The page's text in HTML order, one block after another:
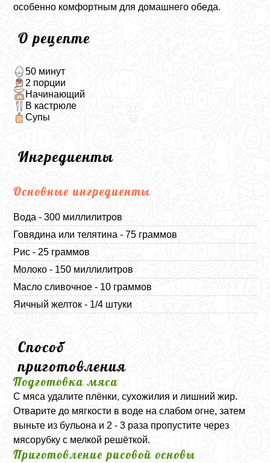
особенно комфортным для домашнего обеда.
О рецепте
50 минут
2 порции
Начинающий
В кастрюле
Супы
Ингредиенты
Основные ингредиенты
Вода - 300 миллилитров
Говядина или телятина - 75 граммов
Рис - 25 граммов
Молоко - 150 миллилитров
Масло сливочное - 10 граммов
Яичный желток - 1/4 штуки
Способ
приготовления
Подготовка мяса
С мяса удалите плёнки, сухожилия и лишний жир.
Отварите до мягкости в воде на слабом огне, затем
выньте из бульона и 2 - 3 раза пропустите через
мясорубку с мелкой решёткой.
Приготовление рисовой основы